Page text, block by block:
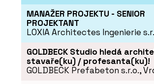
MANAŽER PROJEKTU - SENIOR
PROJEKTANT
LOXIA Architectes Ingenierie
GOLDBECK Studio hledá
stavaře(ku) / profesanta(ku)!
GOLDBECK Prefabeton s.r.o.,